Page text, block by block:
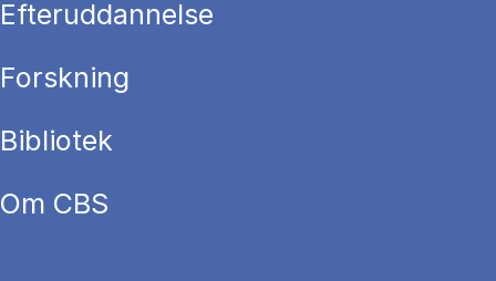
Efteruddannelse
Forskning
Bibliotek
Om CBS